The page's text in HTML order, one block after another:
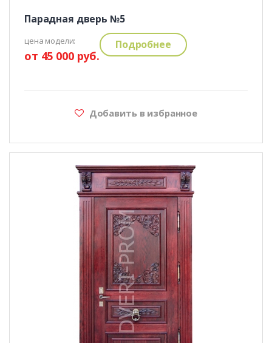
Парадная дверь №5
цена модели:
от 45 000 руб.
Подробнее
Добавить в избранное